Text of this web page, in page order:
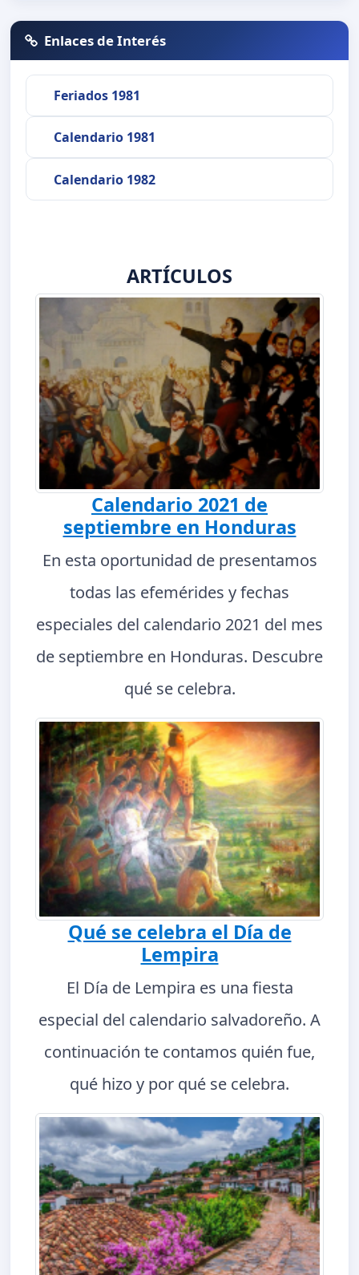
Enlaces de Interés
Feriados 1981
Calendario 1981
Calendario 1982
ARTÍCULOS
Calendario 2021 de
septiembre en Honduras
En esta oportunidad de presentamos
todas las efemérides y fechas
especiales del calendario 2021 del mes
de septiembre en Honduras. Descubre
qué se celebra.
Qué se celebra el Día de
Lempira
El Día de Lempira es una fiesta
especial del calendario salvadoreño. A
continuación te contamos quién fue,
qué hizo y por qué se celebra.